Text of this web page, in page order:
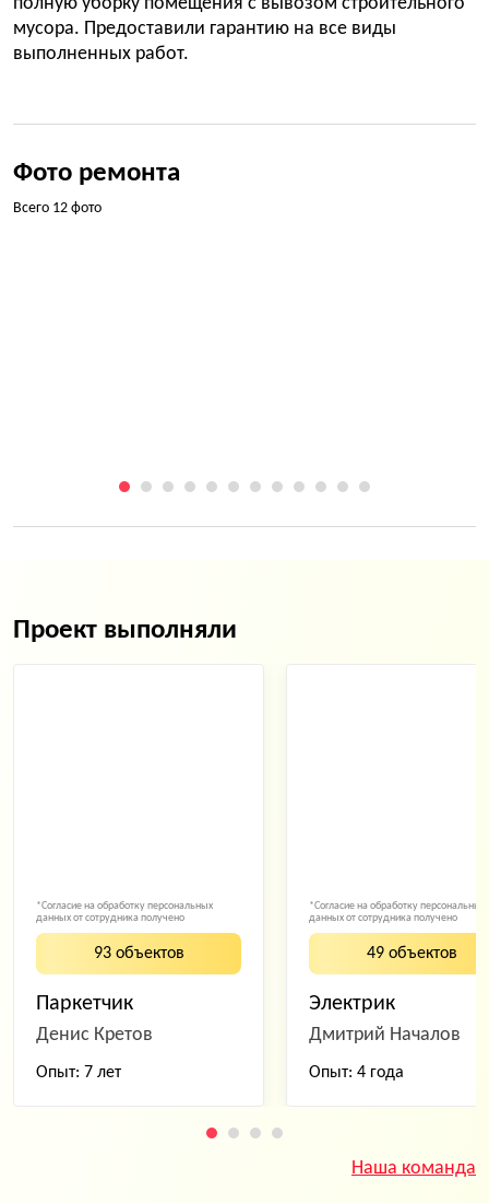
мусора. Предоставили гарантию на все виды
выполненных работ.
Фото ремонта
Всего 12 фото
Проект выполняли
*Согласие на обработку персональных
данных от сотрудника получено
93 объектов
Паркетчик
Денис Кретов
Опыт: 7 лет
*Согласие на обработку персональных
данных от сотрудника получено
49 объектов
Электрик
Дмитрий Началов
Опыт: 4 года
Наша команда